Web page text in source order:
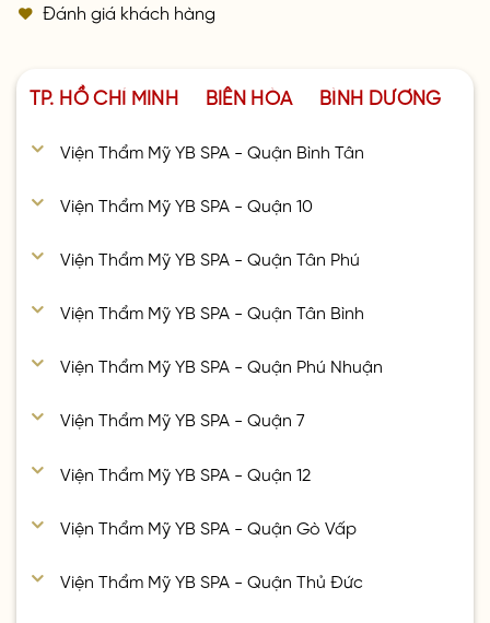
Đánh giá khách hàng
TP. HỒ CHÍ MINH BIÊN HÒA BÌNH DƯƠNG
Viện Thẩm Mỹ YB SPA - Quận Bình Tân
Viện Thẩm Mỹ YB SPA - Quận 10
Viện Thẩm Mỹ YB SPA - Quận Tân Phú
Viện Thẩm Mỹ YB SPA - Quận Tân Bình
Viện Thẩm Mỹ YB SPA - Quận Phú Nhuận
Viện Thẩm Mỹ YB SPA - Quận 7
Viện Thẩm Mỹ YB SPA - Quận 12
Viện Thẩm Mỹ YB SPA - Quận Gò Vấp
Viện Thẩm Mỹ YB SPA - Quận Thủ Đức